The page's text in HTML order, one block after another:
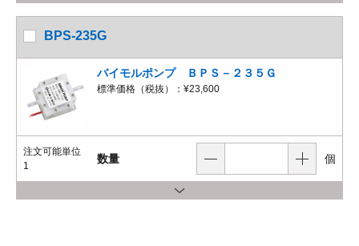
BPS-235G
バイモルポンプ ＢＰＳ－２３５Ｇ
標準価格（税抜）： ¥23,600
注文可能単位
1
数量 個